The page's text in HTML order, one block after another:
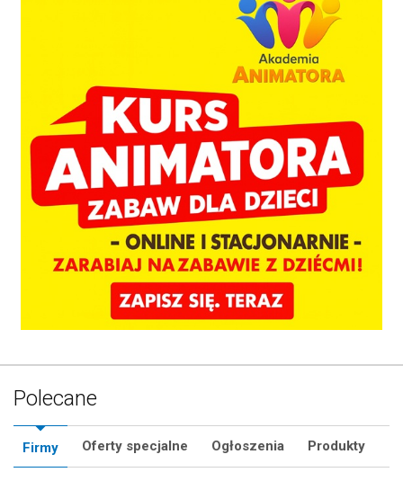
Polecane
Firmy Oferty specjalne Ogłoszenia Produkty